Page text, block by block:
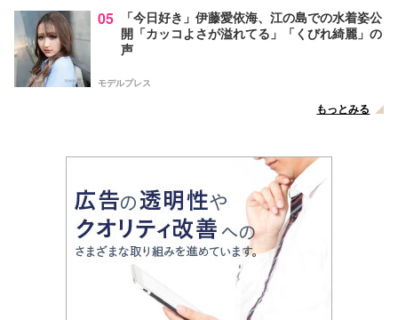
05
「今日好き」伊藤愛依海、江の島での水着姿公
開「カッコよさが溢れてる」「くびれ綺麗」の
声
モデルプレス
もっとみる